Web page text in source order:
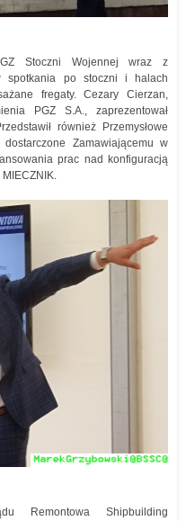
Stoczni Wojennej wraz z
spotkania po stoczni i halach
fregaty. Cezary Cierzan,
PGZ S.A., zaprezentował
również Przemysłowe
Zamawiającemu w
prac nad konfiguracją
Remontowa Shipbuilding